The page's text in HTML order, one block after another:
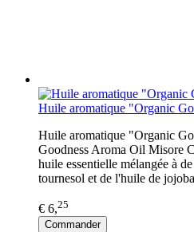
Huile aromatique "Organic
Huile aromatique "Organic
Goodness Aroma Oil Misore
huile essentielle mélangée à
tournesol et de l'huile de
€ 6,25
Commander